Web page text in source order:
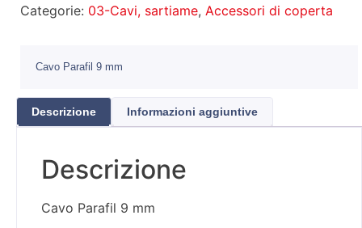
Categorie: 03-Cavi, sartiame, Accessori di coperta
Cavo Parafil 9 mm
Descrizione Informazioni aggiuntive
Descrizione
Cavo Parafil 9 mm